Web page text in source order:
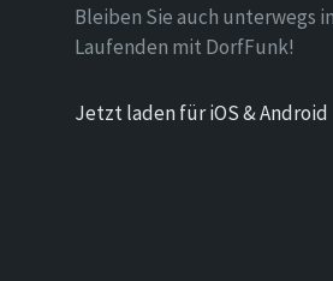
Bleiben Sie auch unterwegs
Laufenden mit DorfFunk!
Jetzt laden für iOS & Android